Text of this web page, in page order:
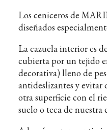
Los ceniceros de
diseñados
La cazuela interior es
cubierta por un tejido
decorativa) lleno de
antideslizantes y evitar
otra superficie con el
suelo o teca de nuestra